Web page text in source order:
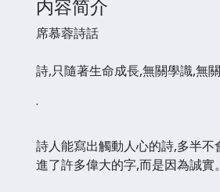
内容简介
席慕蓉詩話
詩,只隨著生命成長,無關學識,無關
˙
詩人能寫出觸動人心的詩,多半
進了許多偉大的字,而是因為誠實。